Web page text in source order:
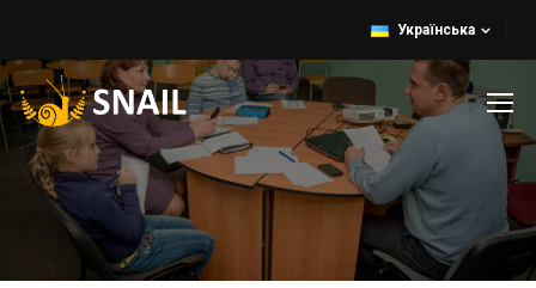
Українська